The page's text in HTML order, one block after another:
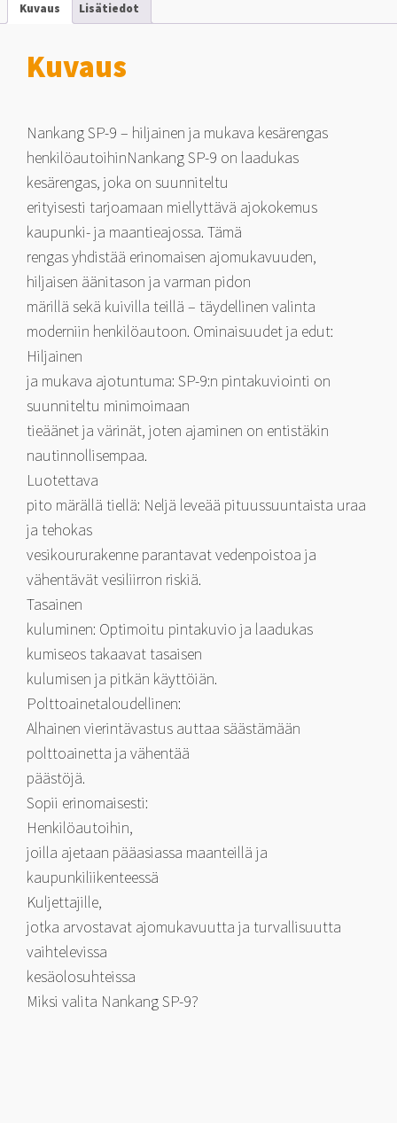
Kuvaus Lisätiedot
Kuvaus
Nankang SP-9 – hiljainen ja mukava kesärengas
henkilöautoihinNankang SP-9 on laadukas
kesärengas, joka on suunniteltu
erityisesti tarjoamaan miellyttävä ajokokemus
kaupunki- ja maantieajossa. Tämä
rengas yhdistää erinomaisen ajomukavuuden,
hiljaisen äänitason ja varman pidon
märillä sekä kuivilla teillä – täydellinen valinta
moderniin henkilöautoon. Ominaisuudet ja edut:
Hiljainen
ja mukava ajotuntuma: SP-9:n pintakuviointi on
suunniteltu minimoimaan
tieäänet ja värinät, joten ajaminen on entistäkin
nautinnollisempaa.
Luotettava
pito märällä tiellä: Neljä leveää pituussuuntaista uraa
ja tehokas
vesikoururakenne parantavat vedenpoistoa ja
vähentävät vesiliirron riskiä.
Tasainen
kuluminen: Optimoitu pintakuvio ja laadukas
kumiseos takaavat tasaisen
kulumisen ja pitkän käyttöiän.
Polttoainetaloudellinen:
Alhainen vierintävastus auttaa säästämään
polttoainetta ja vähentää
päästöjä.
Sopii erinomaisesti:
Henkilöautoihin,
joilla ajetaan pääasiassa maanteillä ja
kaupunkiliikenteessä
Kuljettajille,
jotka arvostavat ajomukavuutta ja turvallisuutta
vaihtelevissa
kesäolosuhteissa
Miksi valita Nankang SP-9?